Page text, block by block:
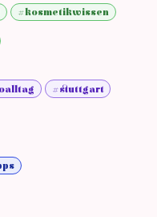
#kosmetikwissen
#stuttgart